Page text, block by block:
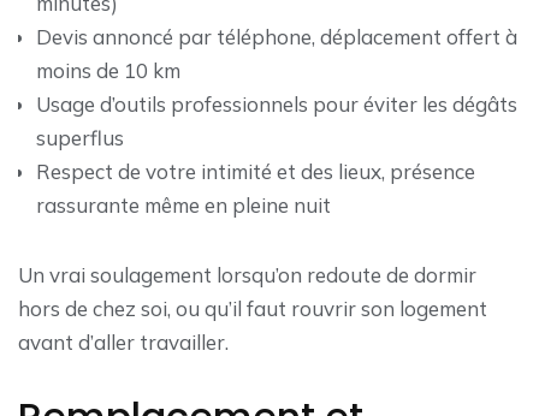
Devis annoncé par téléphone, déplacement offert à
moins de 10 km
Usage d’outils professionnels pour éviter les dégâts
superflus
Respect de votre intimité et des lieux, présence
rassurante même en pleine nuit
Un vrai soulagement lorsqu’on redoute de dormir
hors de chez soi, ou qu’il faut rouvrir son logement
avant d’aller travailler.